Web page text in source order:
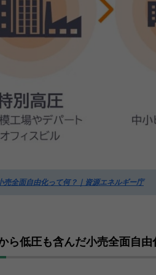
売全面自由化って何？｜資源エネルギー庁
ら低圧も含んだ小売全面自由